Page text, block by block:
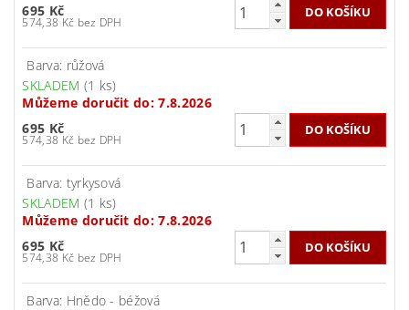
695 Kč
574,38 Kč bez DPH
Barva: růžová
SKLADEM (1 ks)
Můžeme doručit do: 7.8.2026
695 Kč
574,38 Kč bez DPH
Barva: tyrkysová
SKLADEM (1 ks)
Můžeme doručit do: 7.8.2026
695 Kč
574,38 Kč bez DPH
Barva: Hnědo - béžová